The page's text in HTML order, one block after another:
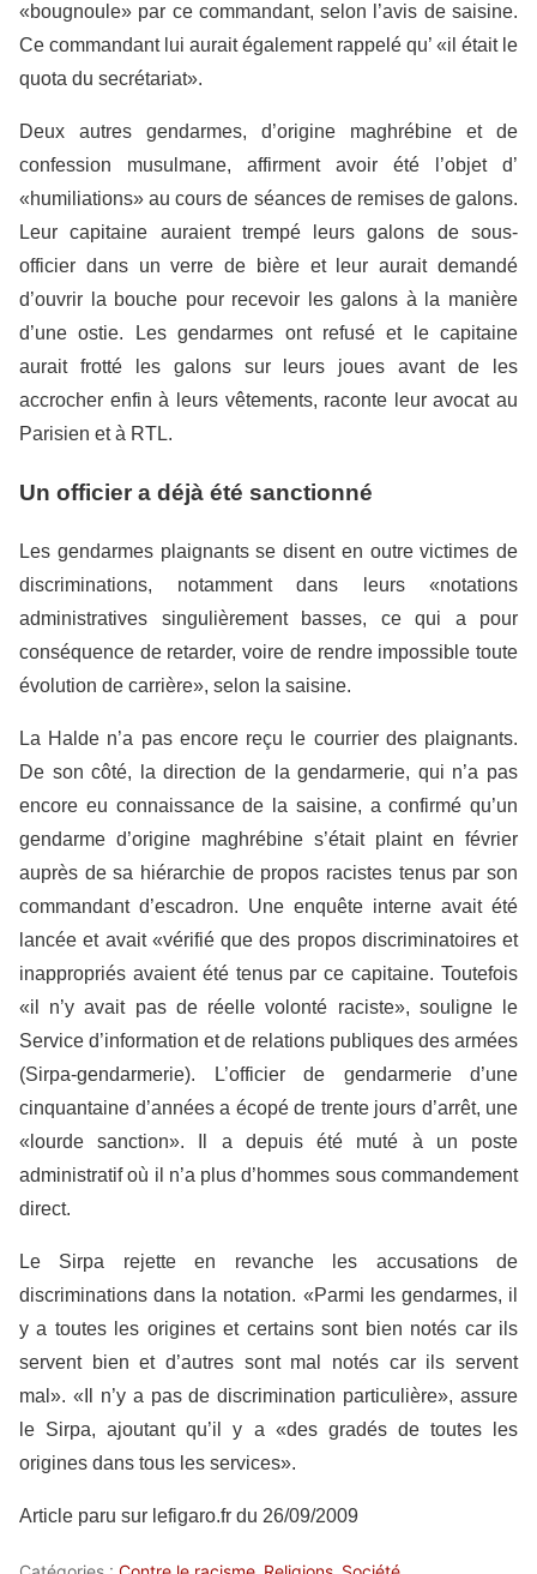
«bougnoule» par ce commandant, selon l’avis de saisine.
Ce commandant lui aurait également rappelé qu’ «il était le
quota du secrétariat».
Deux autres gendarmes, d’origine maghrébine et de
confession musulmane, affirment avoir été l’objet d’
«humiliations» au cours de séances de remises de galons.
Leur capitaine auraient trempé leurs galons de sous-
officier dans un verre de bière et leur aurait demandé
d’ouvrir la bouche pour recevoir les galons à la manière
d’une ostie. Les gendarmes ont refusé et le capitaine
aurait frotté les galons sur leurs joues avant de les
accrocher enfin à leurs vêtements, raconte leur avocat au
Parisien et à RTL.
Un officier a déjà été sanctionné
Les gendarmes plaignants se disent en outre victimes de
discriminations, notamment dans leurs «notations
administratives singulièrement basses, ce qui a pour
conséquence de retarder, voire de rendre impossible toute
évolution de carrière», selon la saisine.
La Halde n’a pas encore reçu le courrier des plaignants.
De son côté, la direction de la gendarmerie, qui n’a pas
encore eu connaissance de la saisine, a confirmé qu’un
gendarme d’origine maghrébine s’était plaint en février
auprès de sa hiérarchie de propos racistes tenus par son
commandant d’escadron. Une enquête interne avait été
lancée et avait «vérifié que des propos discriminatoires et
inappropriés avaient été tenus par ce capitaine. Toutefois
«il n’y avait pas de réelle volonté raciste», souligne le
Service d’information et de relations publiques des armées
(Sirpa-gendarmerie). L’officier de gendarmerie d’une
cinquantaine d’années a écopé de trente jours d’arrêt, une
«lourde sanction». Il a depuis été muté à un poste
administratif où il n’a plus d’hommes sous commandement
direct.
Le Sirpa rejette en revanche les accusations de
discriminations dans la notation. «Parmi les gendarmes, il
y a toutes les origines et certains sont bien notés car ils
servent bien et d’autres sont mal notés car ils servent
mal». «Il n’y a pas de discrimination particulière», assure
le Sirpa, ajoutant qu’il y a «des gradés de toutes les
origines dans tous les services».
Article paru sur lefigaro.fr du 26/09/2009